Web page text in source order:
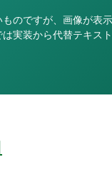
のですが、画像が表
実装から代替テキス